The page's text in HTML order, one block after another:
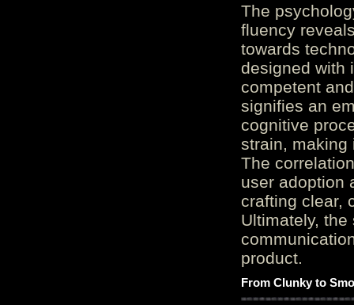
The
fluency
towards
designed with
competent
signifies an
cognitive
strain, making
The
user adoption
crafting clear,
Ultimately,
product.
From Clunky to